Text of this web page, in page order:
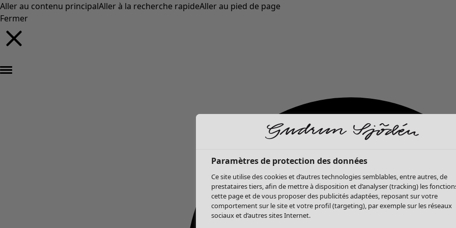
Aller au contenu principalAller à la recherche rapideAller au pied de page
Fermer
Paramètres de protection des données
Ce site utilise des cookies et d’autres technologies semblables, entre autres, de
prestataires tiers, afin de mettre à disposition et d’analyser (tracking) les
cette page et de vous proposer des publicités adaptées, reposant sur votre
comportement sur le site et votre profil (targeting), par exemple sur les réseaux
sociaux et d’autres sites Internet.